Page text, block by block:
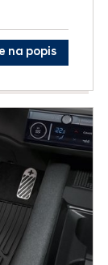
na popis